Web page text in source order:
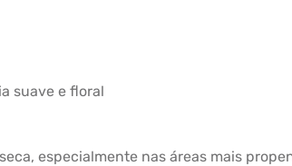
suave e floral
especialmente nas áreas mais